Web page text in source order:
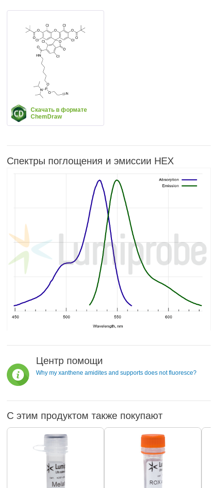
Скачать в формате
ChemDraw
Спектры поглощения и эмиссии HEX
Центр помощи
Why my xanthene amidites and supports does not fluoresce?
С этим продуктом также покупают